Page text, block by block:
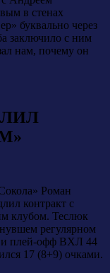
в стенах
буквально через
заключило с ним
нам, почему он
Роман
контракт с
клубом. Теслюк
регулярном
и плей-офф ВХЛ 44
17 (8+9) очками.